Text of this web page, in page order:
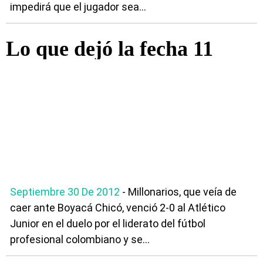
impedirá que el jugador sea...
Lo que dejó la fecha 11
Septiembre 30 De 2012 - Millonarios, que veía de
caer ante Boyacá Chicó, venció 2-0 al Atlético
Junior en el duelo por el liderato del fútbol
profesional colombiano y se...